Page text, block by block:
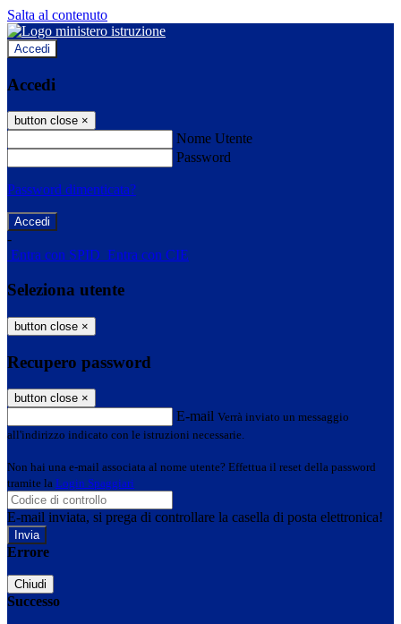
Salta al contenuto
Accedi
Accedi
button close ×
Nome Utente
Password
Password dimenticata?
-
Entra con SPID Entra con CIE
Seleziona utente
button close ×
Recupero password
button close ×
E-mail Verrà inviato un messaggio
all'indirizzo indicato con le istruzioni necessarie.
Non hai una e-mail associata al nome utente? Effettua il reset della password
tramite la Login Spaggiari
E-mail inviata, si prega di controllare la casella di posta elettronica!
Errore
Chiudi
Successo